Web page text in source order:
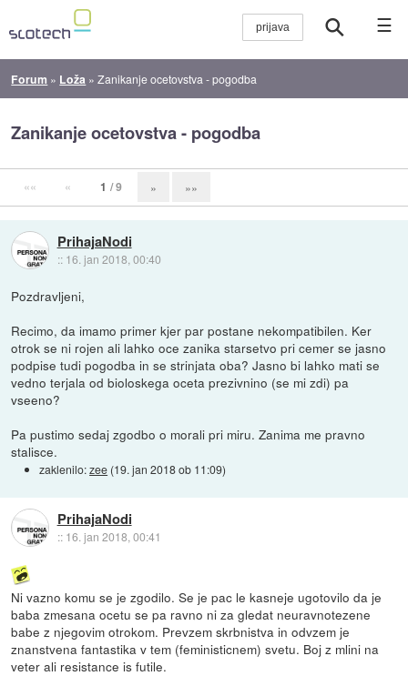
☰
Forum » Loža »Zanikanje ocetovstva - pogodba
Zanikanje ocetovstva - pogodba
«« « 1 / 9 » »»
PrihajaNodi
:: 16. jan 2018, 00:40
Pozdravljeni,
Recimo, da imamo primer kjer par postane nekompatibilen. Ker
otrok se ni rojen ali lahko oce zanika starsetvo pri cemer se jasno
podpise tudi pogodba in se strinjata oba? Jasno bi lahko mati se
vedno terjala od bioloskega oceta prezivnino (se mi zdi) pa
vseeno?
Pa pustimo sedaj zgodbo o morali pri miru. Zanima me pravno
stalisce.
zaklenilo:zee (19. jan 2018 ob 11:09)
PrihajaNodi
:: 16. jan 2018, 00:41
Ni vazno komu se je zgodilo. Se je pac le kasneje ugotovilo da je
baba zmesana ocetu se pa ravno ni za gledat neuravnotezene
babe z njegovim otrokom. Prevzem skrbnistva in odvzem je
znanstvena fantastika v tem (feministicnem) svetu. Boj z mlini na
veter ali resistance is futile.